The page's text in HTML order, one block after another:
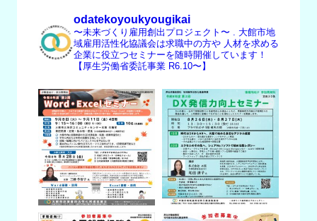
odatekoyoukyougikai
〜未来づくり雇用創出プロジェクト〜
大館市地
域雇用活性化協議会は求職中の方や 人材を求める
企業に役立つセミナーを随時開催しています！
【厚生労働省委託事業 R6.10〜】